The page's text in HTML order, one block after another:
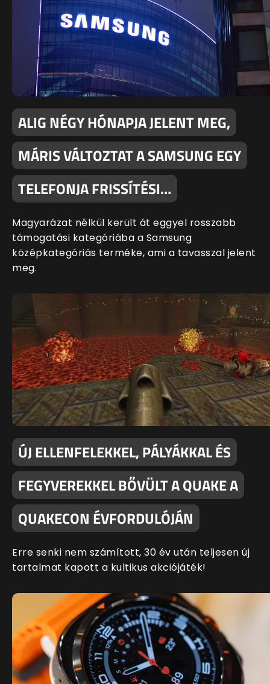
ALIG NÉGY HÓNAPJA JELENT MEG,
MÁRIS VÁLTOZTAT A SAMSUNG EGY
TELEFONJA FRISSÍTÉSI…
Magyarázat nélkül került át eggyel rosszabb
támogatási kategóriába a Samsung
középkategóriás terméke, ami a tavasszal jelent
meg.
ÚJ ELLENFELEKKEL, PÁLYÁKKAL ÉS
FEGYVEREKKEL BŐVÜLT A QUAKE A
QUAKECON ÉVFORDULÓJÁN
Erre senki nem számított, 30 év után teljesen új
tartalmat kapott a kultikus akciójáték!